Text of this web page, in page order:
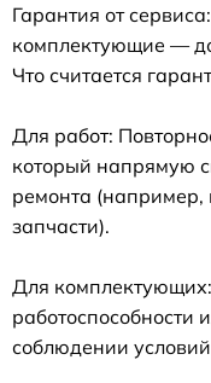
Гарантия от
комплектующие —
Что считается
Для работ:
который напрямую
ремонта (например,
запчасти).
Для
работоспособности
соблюдении